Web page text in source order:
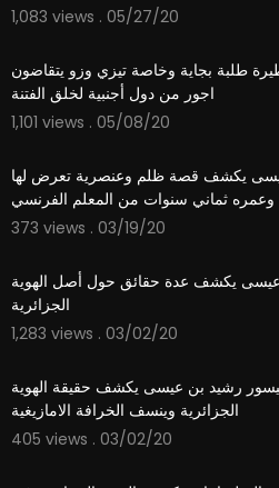
1,083 views . 05/27/20
طلبة بجاية وخاصة تيزي وزو يتقاضون
اجور من دول أجنبية لخلق الفتنة
1,101 views . 05/08/20
عيسى يكشف قصة ظلم وعنصرية تعرض لها
وعمره ثماني سنوات من المعلم الفرنسي
373 views . 03/19/20
عيسى يكشف عدة حقائق حول أصل الهوية
الجزائرية
1,283 views . 03/02/20
رشيد بن عيسى يكشف حقيقة الهوية
الجزائرية وينسف الخرافة الامازيغية
405 views . 03/02/20